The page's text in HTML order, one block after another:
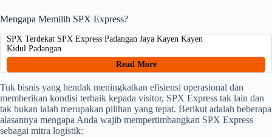
Mengapa Memilih SPX Express?
SPX Terdekat SPX Express Padangan Jaya Kayen Kayen
Kidul Padangan
Read More
Tuk bisnis yang hendak meningkatkan efisiensi operasional dan
memberikan kondisi terbaik kepada visitor, SPX Express tak lain dan
tak bukan ialah merupakan pilihan yang tepat. Berikut adalah beberapa
alasannya mengapa Anda wajib mempertimbangkan SPX Express
sebagai mitra logistik: